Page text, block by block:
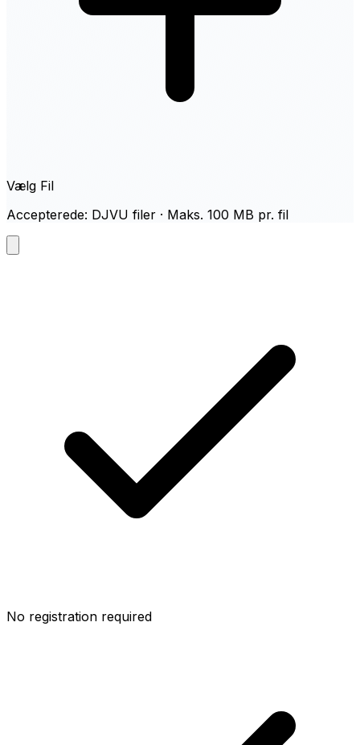
Vælg Fil
Accepterede: DJVU filer · Maks. 100 MB pr. fil
No registration required